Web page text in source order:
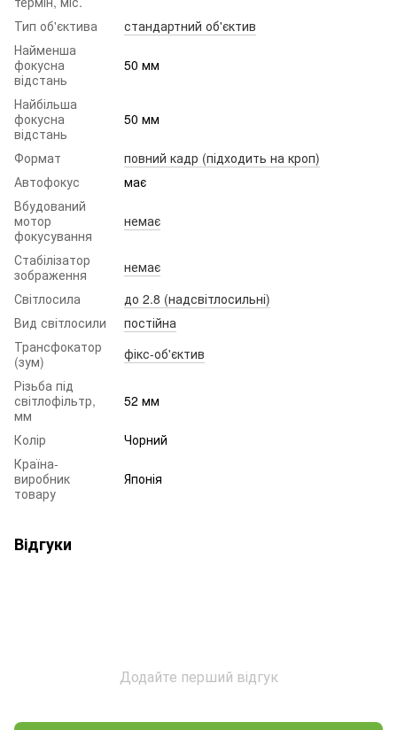
Тип об'єктива
стандартний об'єктив
Найменша
фокусна
відстань
50 мм
Найбільша
фокусна
відстань
50 мм
Формат
повний кадр (підходить на кроп)
Автофокус
має
Вбудований
мотор
фокусування
немає
Стабілізатор
зображення
немає
Світлосила
до 2.8 (надсвітлосильні)
Вид світлосили
постійна
Трансфокатор
(зум)
фікс-об'єктив
Різьба під
світлофільтр,
мм
52 мм
Колір
Чорний
Країна-
виробник
товару
Японія
Відгуки
Додайте перший відгук